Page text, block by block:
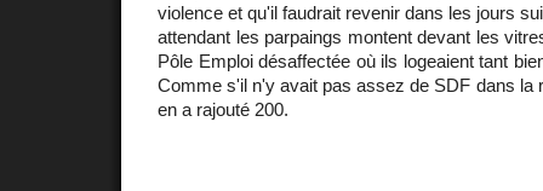
violence et qu'il faudrait revenir dans les jours
attendant les parpaings montent devant les
Pôle Emploi désaffectée où ils logeaient tant
Comme s'il n'y avait pas assez de SDF dans la
en a rajouté 200.